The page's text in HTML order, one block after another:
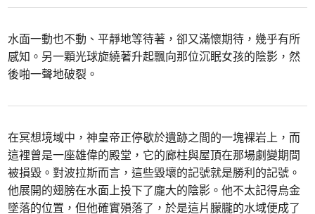
水面一動也不動、平靜地等待著，卻又滿懷期待，幾乎有所
感知。另一顆光球旋繞著升起飄向那位沉眠女孩的陰影，然
後啪一聲地破裂。
在冥想境域中，神皇帝正停歇於遺跡之間的一塊裸岩上，而
這裡曾是一座雄偉的殿堂，它的廊柱與屋頂在那場劇變期間
被損毀。對波拉斯而言，這些毀壞的記號就是勝利的記號。
他展開的翅膀在水面上投下了龐大的陰影。他不太記得烏金
墜落的位置，但他確實殞落了，於是這片朦朧的水域便成了